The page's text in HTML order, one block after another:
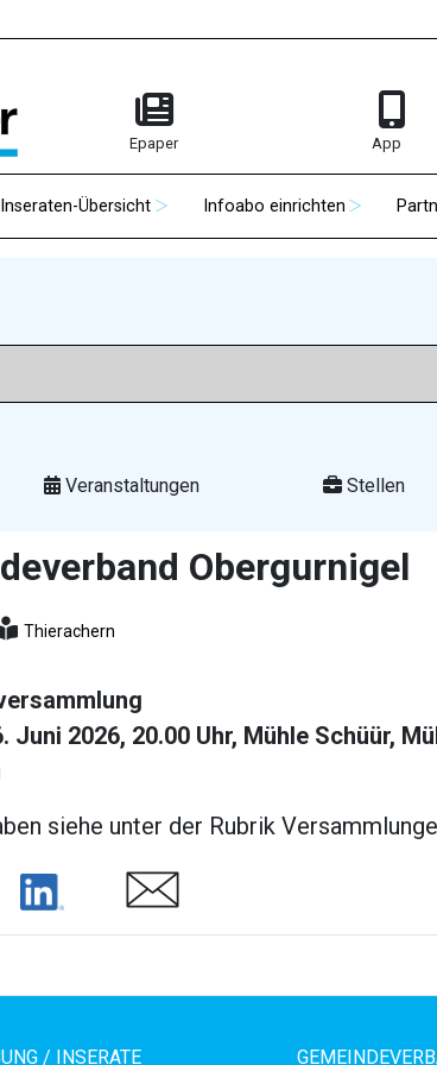
Epaper App
Inseraten-Übersicht Infoabo einrichten
Veranstaltungen Stellen
Obergurnigel
Thierachern
Juni 2026, 20.00 Uhr, Mühle Schüür,
siehe unter der Rubrik
Share Share
/ INSERATE